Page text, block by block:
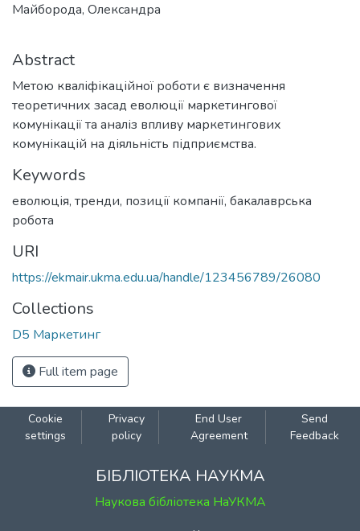
Майборода, Олександра
Abstract
Метою кваліфікаційної роботи є визначення
теоретичних засад еволюції маркетингової
комунікації та аналіз впливу маркетингових
комунікацій на діяльність підприємства.
Keywords
еволюція, тренди, позиції компанії, бакалаврська
робота
URI
https://ekmair.ukma.edu.ua/handle/123456789/26080
Collections
D5 Маркетинг
Full item page
Cookie
settings
Privacy
policy
End User
Agreement
Send
Feedback
БІБЛІОТЕКА НАУКМА
Наукова бібліотека НаУКМА